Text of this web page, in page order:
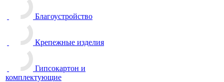
Благоустройство
Крепежные изделия
Гипсокартон и
комплектующие